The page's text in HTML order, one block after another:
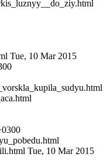
Tue, 10 Mar 2015
Tue, 10 Mar 2015